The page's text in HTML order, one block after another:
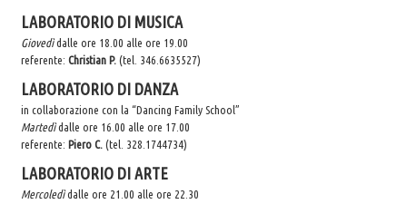
NATALE IN PARROCCHIA 2015-2016
Quaresima 2016
Festa Sant'Agostino
RASSEGNA PRESEPI DOMESTICI 2020
Video
L'Oratorio in Festa 2015
LABORATORIO DI MUSICA
Giovedìdalle ore 18.00 alle ore 19.00
referente:Christian P. (tel. 346.6635527)
LABORATORIO DI DANZA
in collaborazione con la “Dancing Family School”
Martedìdalle ore 16.00 alle ore 17.00
referente:Piero C. (tel. 328.1744734)
LABORATORIO DI ARTE
Mercoledìdalle ore 21.00 alle ore 22.30